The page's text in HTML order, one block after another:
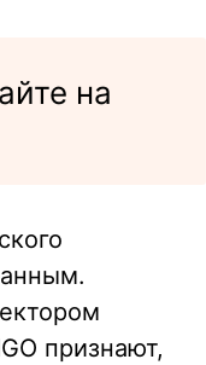
на
признают,